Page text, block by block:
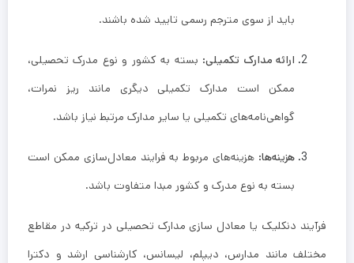
باید از سوی مترجم رسمی تایید شده باشند.
ارائه مدارک تکمیلی: بسته به کشور و نوع مدرک تحصیلی،
ممکن است مدارک تکمیلی دیگری مانند ریز نمرات،
گواهی‌نامه‌های تکمیلی یا سایر مدارک مرتبط نیاز باشد.
هزینه‌ها: هزینه‌های مربوط به فرایند معادل‌سازی ممکن است
بسته به نوع مدرک و کشور مبدا متفاوت باشد.
فرآیند دنکلیک یا معادل سازی مدارک تحصیلی در ترکیه در مقاطع
مختلف مانند مدارس، دیپلم، لیسانس، کارشناسی ارشد و دکترا